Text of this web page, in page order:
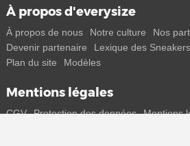
À propos d'everysize
À propos de nous Notre culture Nos
Devenir partenaire
Lexique des Sneakers
Plan du site
Modèles
Mentions légales
CGV Protection des données Mentions